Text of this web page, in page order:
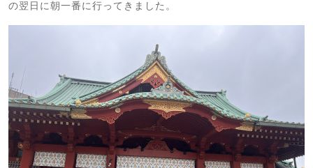
の翌日に朝一番に行ってきました。